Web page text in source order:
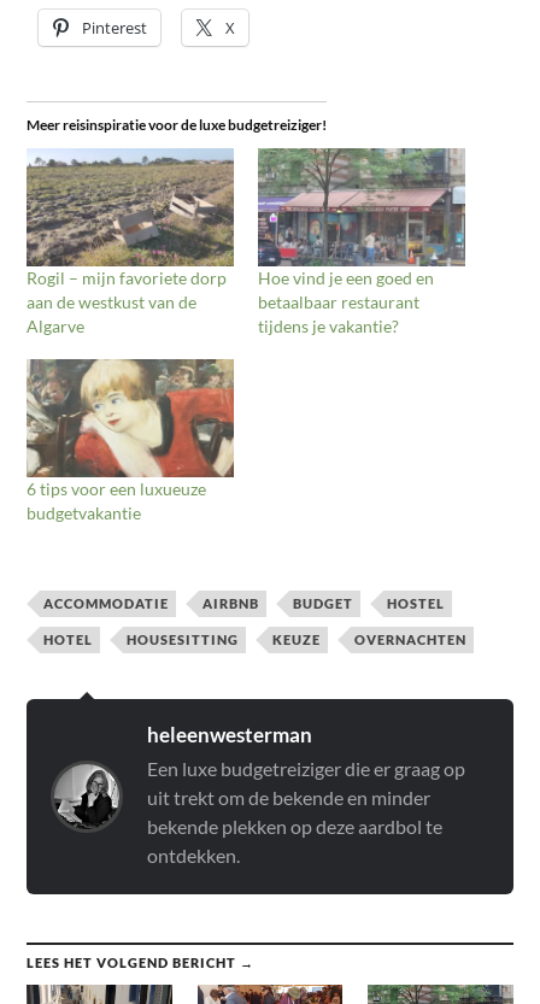
Pinterest X
Meer reisinspiratie voor de luxe budgetreiziger!
Rogil – mijn favoriete dorp
aan de westkust van de
Algarve
Hoe vind je een goed en
betaalbaar restaurant
tijdens je vakantie?
6 tips voor een luxueuze
budgetvakantie
ACCOMMODATIE AIRBNB BUDGET HOSTEL
HOTEL HOUSESITTING KEUZE OVERNACHTEN
heleenwesterman
Een luxe budgetreiziger die er graag op
uit trekt om de bekende en minder
bekende plekken op deze aardbol te
ontdekken.
LEES HET VOLGEND BERICHT →